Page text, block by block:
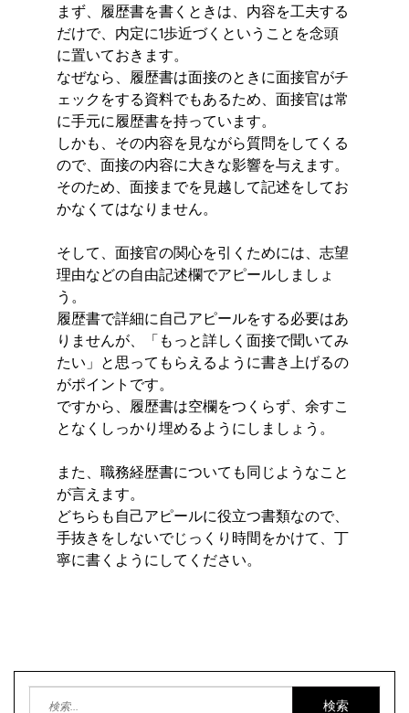
まず、履歴書を書くときは、内容を工夫する
だけで、内定に1歩近づくということを念頭
に置いておきます。
なぜなら、履歴書は面接のときに面接官がチ
ェックをする資料でもあるため、面接官は常
に手元に履歴書を持っています。
しかも、その内容を見ながら質問をしてくる
ので、面接の内容に大きな影響を与えます。
そのため、面接までを見越して記述をしてお
かなくてはなりません。
そして、面接官の関心を引くためには、志望
理由などの自由記述欄でアピールしましょ
う。
履歴書で詳細に自己アピールをする必要はあ
りませんが、「もっと詳しく面接で聞いてみ
たい」と思ってもらえるように書き上げるの
がポイントです。
ですから、履歴書は空欄をつくらず、余すこ
となくしっかり埋めるようにしましょう。
また、職務経歴書についても同じようなこと
が言えます。
どちらも自己アピールに役立つ書類なので、
手抜きをしないでじっくり時間をかけて、丁
寧に書くようにしてください。
検